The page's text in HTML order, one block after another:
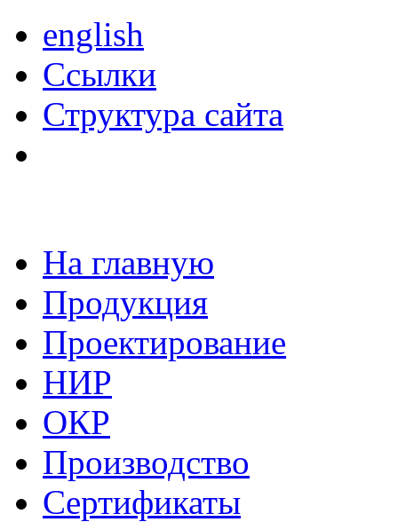
english
Ссылки
Структура сайта
На главную
Продукция
Проектирование
НИР
ОКР
Производство
Сертификаты